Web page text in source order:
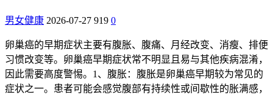
男女健康 2026-07-27 919 0
卵巢癌的早期症状主要有腹胀、腹痛、月经改变、消瘦、排便
习惯改变等。卵巢癌早期症状常不明显且易与其他疾病混淆，
因此需要高度警惕。1、腹胀：腹胀是卵巢癌早期较为常见的
症状之一。患者可能会感觉腹部有持续性或间歇性的胀满感，